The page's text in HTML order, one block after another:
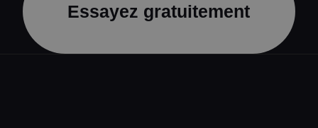
Essayez gratuitement